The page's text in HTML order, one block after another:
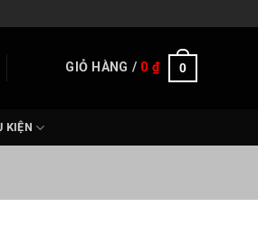
GIỎ HÀNG / 0₫ 0
KIỆN